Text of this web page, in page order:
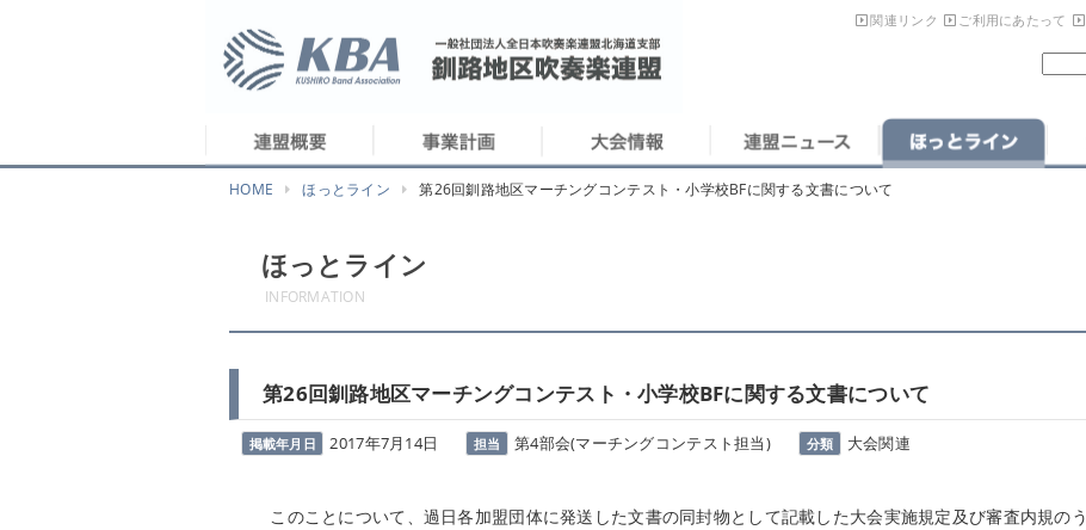
関連リンク ご利用にあたって
HOME ほっとライン 第26回釧路地区マーチングコンテスト・小学校BFに関する文書について
ほっとライン
INFORMATION
第26回釧路地区マーチングコンテスト・小学校BFに関する文書について
掲載年月日 2017年7月14日 担当 第4部会(マーチングコンテスト担当) 分類 大会関連
このことについて、過日各加盟団体に発送した文書の同封物として記載した大会実施規定及び審査内規のう